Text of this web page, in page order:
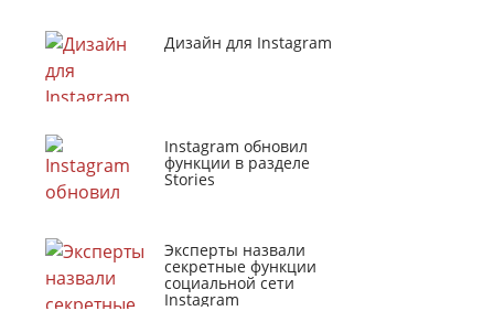
Дизайн для Instagram
Instagram обновил
функции в разделе
Stories
Эксперты назвали
секретные функции
социальной сети
Instagram